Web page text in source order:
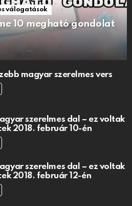
válogatások
10 megható gondolat
magyar szerelmes vers
szerelmes dal – ez voltak
2018. február 10-én
szerelmes dal – ez voltak
2018. február 12-én